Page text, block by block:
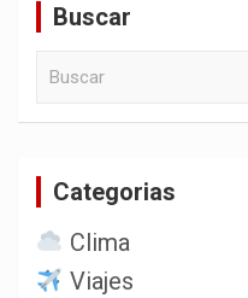
Buscar
Categorias
Clima
Viajes